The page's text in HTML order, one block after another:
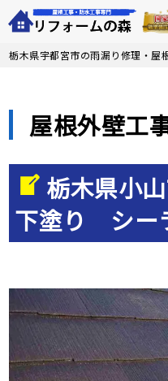
Skip
栃木県宇都宮市の雨漏り修理・屋
屋根外壁工
栃木県小
下塗り シ